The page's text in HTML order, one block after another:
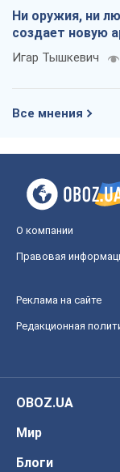
Ни оружия, ни
создает новую
Игар Тышкевич
Все мнения
О компании
Правовая
Реклама на сайте
Редакционная
OBOZ.UA
Мир
Блоги